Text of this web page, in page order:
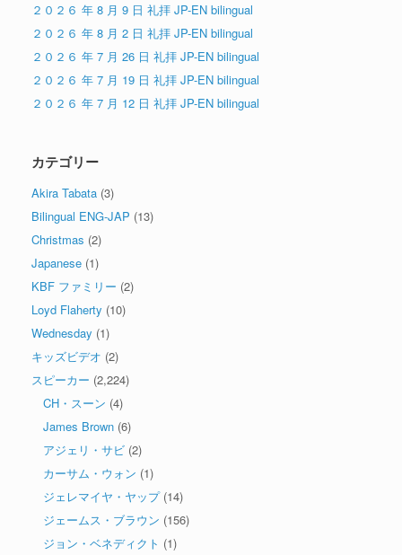
２０２６ 年 8 月 9 日 礼拝 JP-EN bilingual
２０２６ 年 8 月 2 日 礼拝 JP-EN bilingual
２０２６ 年 7 月 26 日 礼拝 JP-EN bilingual
２０２６ 年 7 月 19 日 礼拝 JP-EN bilingual
２０２６ 年 7 月 12 日 礼拝 JP-EN bilingual
カテゴリー
Akira Tabata (3)
Bilingual ENG-JAP (13)
Christmas (2)
Japanese (1)
KBF ファミリー (2)
Loyd Flaherty (10)
Wednesday (1)
キッズビデオ (2)
スピーカー (2,224)
CH・スーン (4)
James Brown (6)
アジェリ・サビ (2)
カーサム・ウォン (1)
ジェレマイヤ・ヤップ(14)
ジェームス・ブラウン (156)
ジョン・ベネディクト (1)